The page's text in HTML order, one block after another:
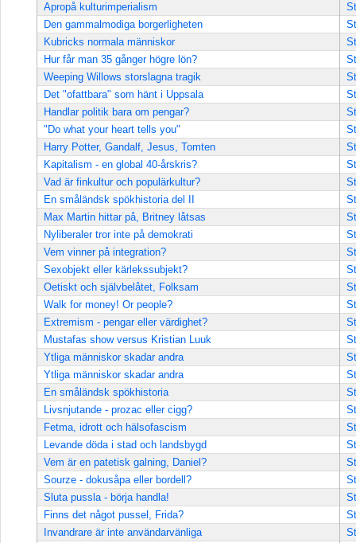
Apropå kulturimperialism
Den gammalmodiga borgerligheten
Kubricks normala människor
Hur får man 35 gånger högre lön?
Weeping Willows storslagna tragik
Det "ofattbara" som hänt i Uppsala
Handlar politik bara om pengar?
"Do what your heart tells you"
Harry Potter, Gandalf, Jesus, Tomten
Kapitalism - en global 40-årskris?
Vad är finkultur och populärkultur?
En småländsk spökhistoria del II
Max Martin hittar på, Britney låtsas
Nyliberaler tror inte på demokrati
Vem vinner på integration?
Sexobjekt eller kärlekssubjekt?
Oetiskt och självbelåtet, Folksam
Walk for money! Or people?
Extremism - pengar eller värdighet?
Mustafas show versus Kristian Luuk
Ytliga människor skadar andra
Ytliga människor skadar andra
En småländsk spökhistoria
Livsnjutande - prozac eller cigg?
Fetma, idrott och hälsofascism
Levande döda i stad och landsbygd
Vem är en patetisk galning, Daniel?
Sourze - dokusåpa eller bordell?
Sluta pussla - börja handla!
Finns det något pussel, Frida?
Invandrare är inte användarvänliga